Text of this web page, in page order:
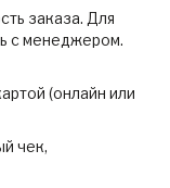
заказа. Для
с менеджером.
(онлайн или
чек,